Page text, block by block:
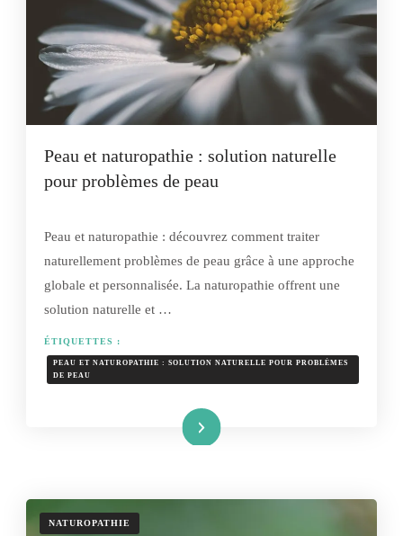
Peau et naturopathie : solution naturelle
pour problèmes de peau
Peau et naturopathie : découvrez comment traiter
naturellement problèmes de peau grâce à une approche
globale et personnalisée. La naturopathie offrent une
solution naturelle et …
ÉTIQUETTES :
PEAU ET NATUROPATHIE : SOLUTION NATURELLE POUR PROBLÈMES
DE PEAU
Lire la suite
NATUROPATHIE